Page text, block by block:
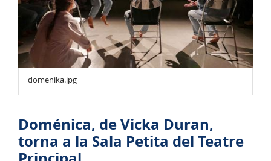
domenika.jpg
Doménica, de Vicka Duran,
torna a la Sala Petita del Teatre